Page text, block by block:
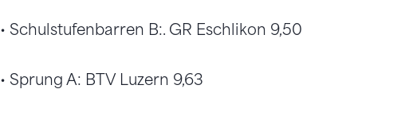
• Schulstufenbarren B:. GR Eschlikon 9,50
• Sprung A: BTV Luzern 9,63